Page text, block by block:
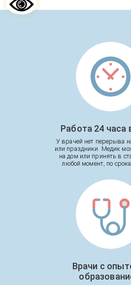
Работа 24 часа
У врачей нет перерыва
или праздники. Медик
на дом или принять в
любой момент, по
Врачи с